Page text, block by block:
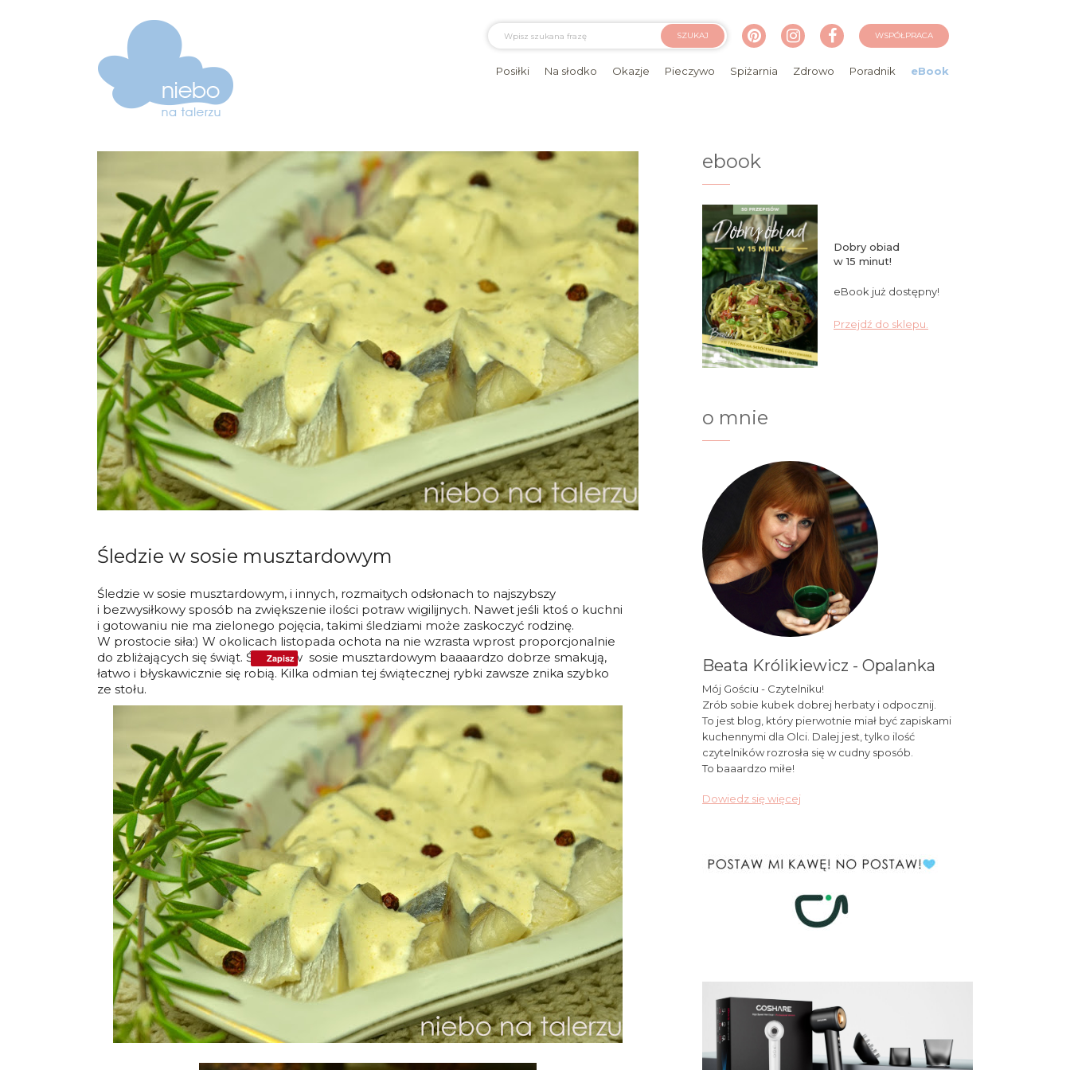
SZUKAJ WSPÓŁPRACA
Posiłki Na słodko Okazje Pieczywo Spiżarnia Zdrowo Poradnik eBook
Śledzie w sosie musztardowym
Śledzie w sosie musztardowym, i innych, rozmaitych odsłonach to najszybszy
i bezwysiłkowy sposób na zwiększenie ilości potraw wigilijnych. Nawet jeśli ktoś o kuchni
i gotowaniu nie ma zielonego pojęcia, takimi śledziami może zaskoczyć rodzinę.
W prostocie siła:) W okolicach listopada ochota na nie wzrasta wprost proporcjonalnie
do zbliżających się świąt. Śledzie w sosie musztardowym baaaardzo dobrze smakują,
łatwo i błyskawicznie się robią. Kilka odmian tej świątecznej rybki zawsze znika szybko
ze stołu.
Zapisz
ebook
Dobry obiad
w 15 minut!
eBook już dostępny!
Przejdź do sklepu.
o mnie
Beata Królikiewicz - Opalanka
Mój Gościu - Czytelniku!
Zrób sobie kubek dobrej herbaty i odpocznij.
To jest blog, który pierwotnie miał być zapiskami
kuchennymi dla Olci. Dalej jest, tylko ilość
czytelników rozrosła się w cudny sposób.
To baaardzo miłe!
Dowiedz się więcej